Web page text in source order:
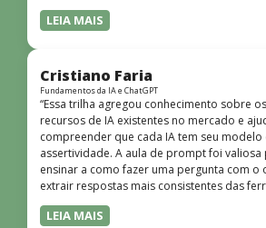
LEIA MAIS
Cristiano Faria
Fundamentos da IA e ChatGPT
“Essa trilha agregou conhecimento sobre
recursos de IA existentes no mercado e
compreender que cada IA tem seu
assertividade. A aula de prompt foi valiosa
ensinar a como fazer uma pergunta com o
extrair respostas mais consistentes das
disponíveis. O instrutor também é muito
dominar o conteúdo, possui uma didática
LEIA MAIS